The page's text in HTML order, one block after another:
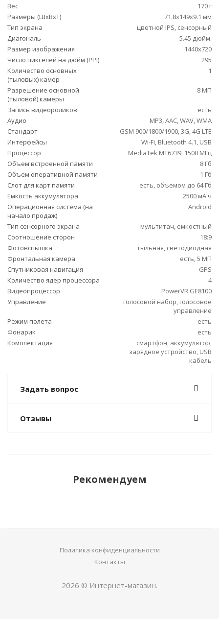
Вес
170 г
Размеры (ШxВxТ)
71.8x149x9.1 мм
Тип экрана
цветной IPS, сенсорный
Диагональ
5.45 дюйм.
Размер изображения
1440x720
Число пикселей на дюйм (PPI)
295
Количество основных
(тыловых) камер
1
Разрешение основной
(тыловой) камеры
8 МП
Запись видеороликов
есть
Аудио
MP3, AAC, WAV, WMA
Стандарт
GSM 900/1800/1900, 3G, 4G LTE
Интерфейсы
Wi-Fi, Bluetooth 4.1, USB
Процессор
MediaTek MT6739, 1500 МГц
Объем встроенной памяти
8 Гб
Объем оперативной памяти
1 Гб
Слот для карт памяти
есть, объемом до 64 Гб
Емкость аккумулятора
2500 мА·ч
Операционная система (на
начало продаж)
Android
Тип сенсорного экрана
мультитач, емкостный
Соотношение сторон
18:9
Фотовспышка
тыльная, светодиодная
Фронтальная камера
есть, 5 МП
Спутниковая навигация
GPS
Количество ядер процессора
4
Видеопроцессор
PowerVR GE8100
Управление
голосовой набор, голосовое
управление
Режим полета
есть
Фонарик
есть
Комплектация
смартфон, аккумулятор,
зарядное устройство, USB
кабель
Задать вопрос
Отзывы
Рекомендуем
Политика конфиденциальности
Контакты
2026 © Интернет-магазин.